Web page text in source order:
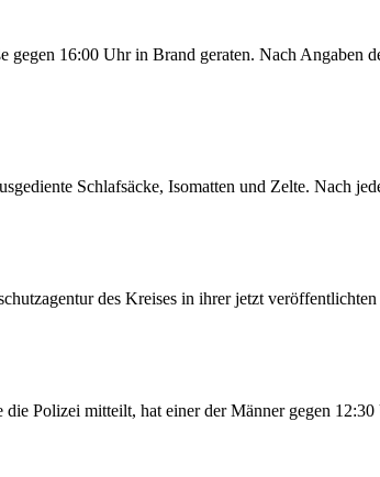
gegen 16:00 Uhr in Brand geraten. Nach Angaben
Schlafsäcke, Isomatten und Zelte. Nach
des Kreises in ihrer jetzt
Polizei mitteilt, hat einer der Männer gegen 12:30